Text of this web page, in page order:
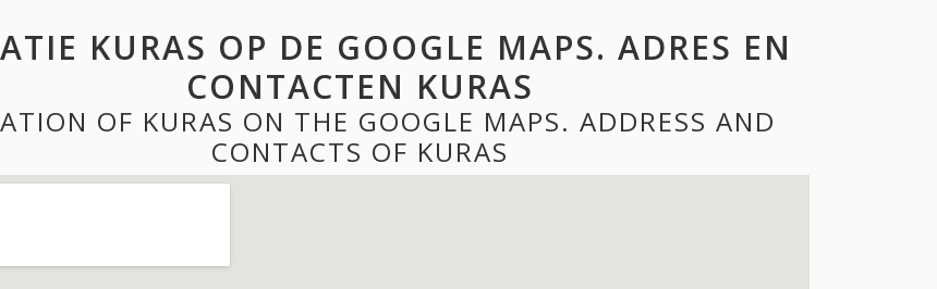
KURAS OP DE GOOGLE MAPS. ADRES EN
CONTACTEN KURAS
OF KURAS ON THE GOOGLE MAPS. ADDRESS AND
CONTACTS OF KURAS